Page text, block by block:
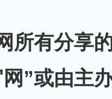
所有分享
”或由主